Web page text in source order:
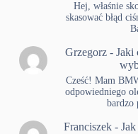
Hej, właśnie
skasować błąd
Grzegorz- Jaki
Cześć! Mam
odpowiedniego
bardzo
Franciszek-